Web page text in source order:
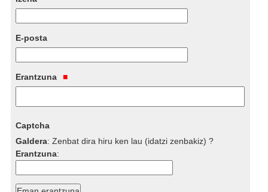
E-posta
Erantzuna
Captcha
Galdera:Zenbat dira hiru ken lau (idatzi zenbakiz) ?
Erantzuna: